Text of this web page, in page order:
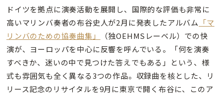
ドイツを拠点に演奏活動を展開し、国際的な評価も非常に
高いマリンバ奏者の布谷史人が2月に発表したアルバム 「マ
リンバのための協奏曲集」
（独OEHMSレーベル）での快
演が、ヨーロッパを中心に反響を呼んでいる。「何を演奏
すべきか、迷いの中で見つけた答えでもある」という、様
式も雰囲気も全く異なる3つの作品。収録曲を核とした、リ
リース記念のリサイタルを9月に東京で開く布谷に、このア